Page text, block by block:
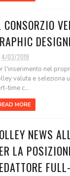
CONSORZIO
4/03/2019
l'inserimento nel
valuta e seleziona
time c...
MORE
NEWS
LA